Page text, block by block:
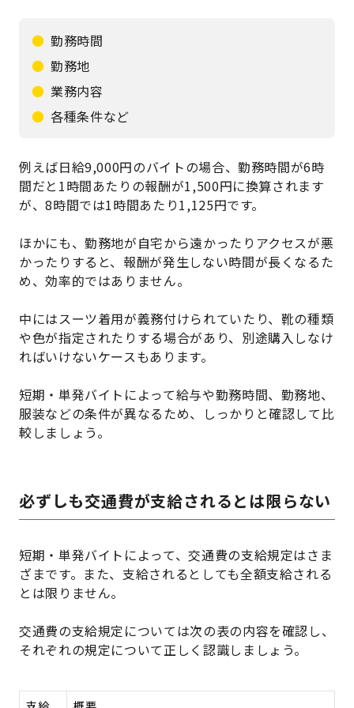
勤務時間
勤務地
業務内容
各種条件など
例えば日給9,000円のバイトの場合、勤務時間が6時
間だと1時間あたりの報酬が1,500円に換算されます
が、8時間では1時間あたり1,125円です。
ほかにも、勤務地が自宅から遠かったりアクセスが悪
かったりすると、報酬が発生しない時間が長くなるた
め、効率的ではありません。
中にはスーツ着用が義務付けられていたり、靴の種類
や色が指定されたりする場合があり、別途購入しなけ
ればいけないケースもあります。
短期・単発バイトによって給与や勤務時間、勤務地、
服装などの条件が異なるため、しっかりと確認して比
較しましょう。
必ずしも交通費が支給されるとは限らない
短期・単発バイトによって、交通費の支給規定はさま
ざまです。また、支給されるとしても全額支給される
とは限りません。
交通費の支給規定については次の表の内容を確認し、
それぞれの規定について正しく認識しましょう。